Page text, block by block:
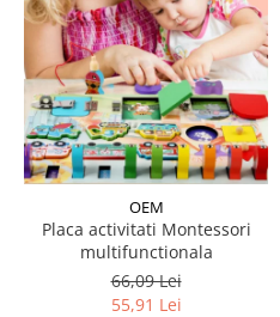
OEM
Placa activitati Montessori
multifunctionala
66,09 Lei
55,91 Lei